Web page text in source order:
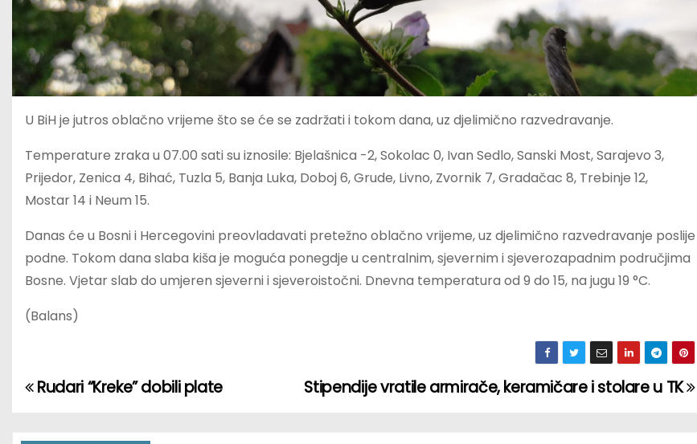
U BiH je jutros oblačno vrijeme što se će se zadržati i tokom dana, uz djelimično razvedravanje.
Temperature zraka u 07.00 sati su iznosile: Bjelašnica -2, Sokolac 0, Ivan Sedlo, Sanski Most, Sarajevo 3,
Prijedor, Zenica 4, Bihać, Tuzla 5, Banja Luka, Doboj 6, Grude, Livno, Zvornik 7, Gradačac 8, Trebinje 12,
Mostar 14 i Neum 15.
Danas će u Bosni i Hercegovini preovladavati pretežno oblačno vrijeme, uz djelimično razvedravanje poslije
podne. Tokom dana slaba kiša je moguća ponegdje u centralnim, sjevernim i sjeverozapadnim područjima
Bosne. Vjetar slab do umjeren sjeverni i sjeveroistočni. Dnevna temperatura od 9 do 15, na jugu 19 °C.
(Balans)
P
Stipendije vratile armirače, keramičare i stolare u TK
Rudari “Kreke” dobili plate